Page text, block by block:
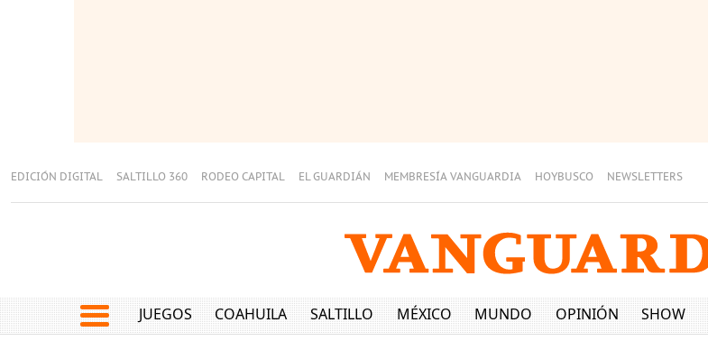
EDICIÓN DIGITAL SALTILLO 360 RODEO CAPITAL EL GUARDIÁN MEMBRESÍA VANGUARDIA HOYBUSCO NEWSLETTERS
JUEGOS COAHUILA SALTILLO MÉXICO MUNDO OPINIÓN SHOW